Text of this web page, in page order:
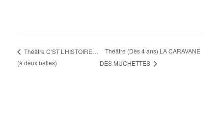
Théâtre C’ST L’HISTOIRE…
(à deux balles)
Théâtre (Dès 4 ans) LA CARAVANE
DES MUCHETTES